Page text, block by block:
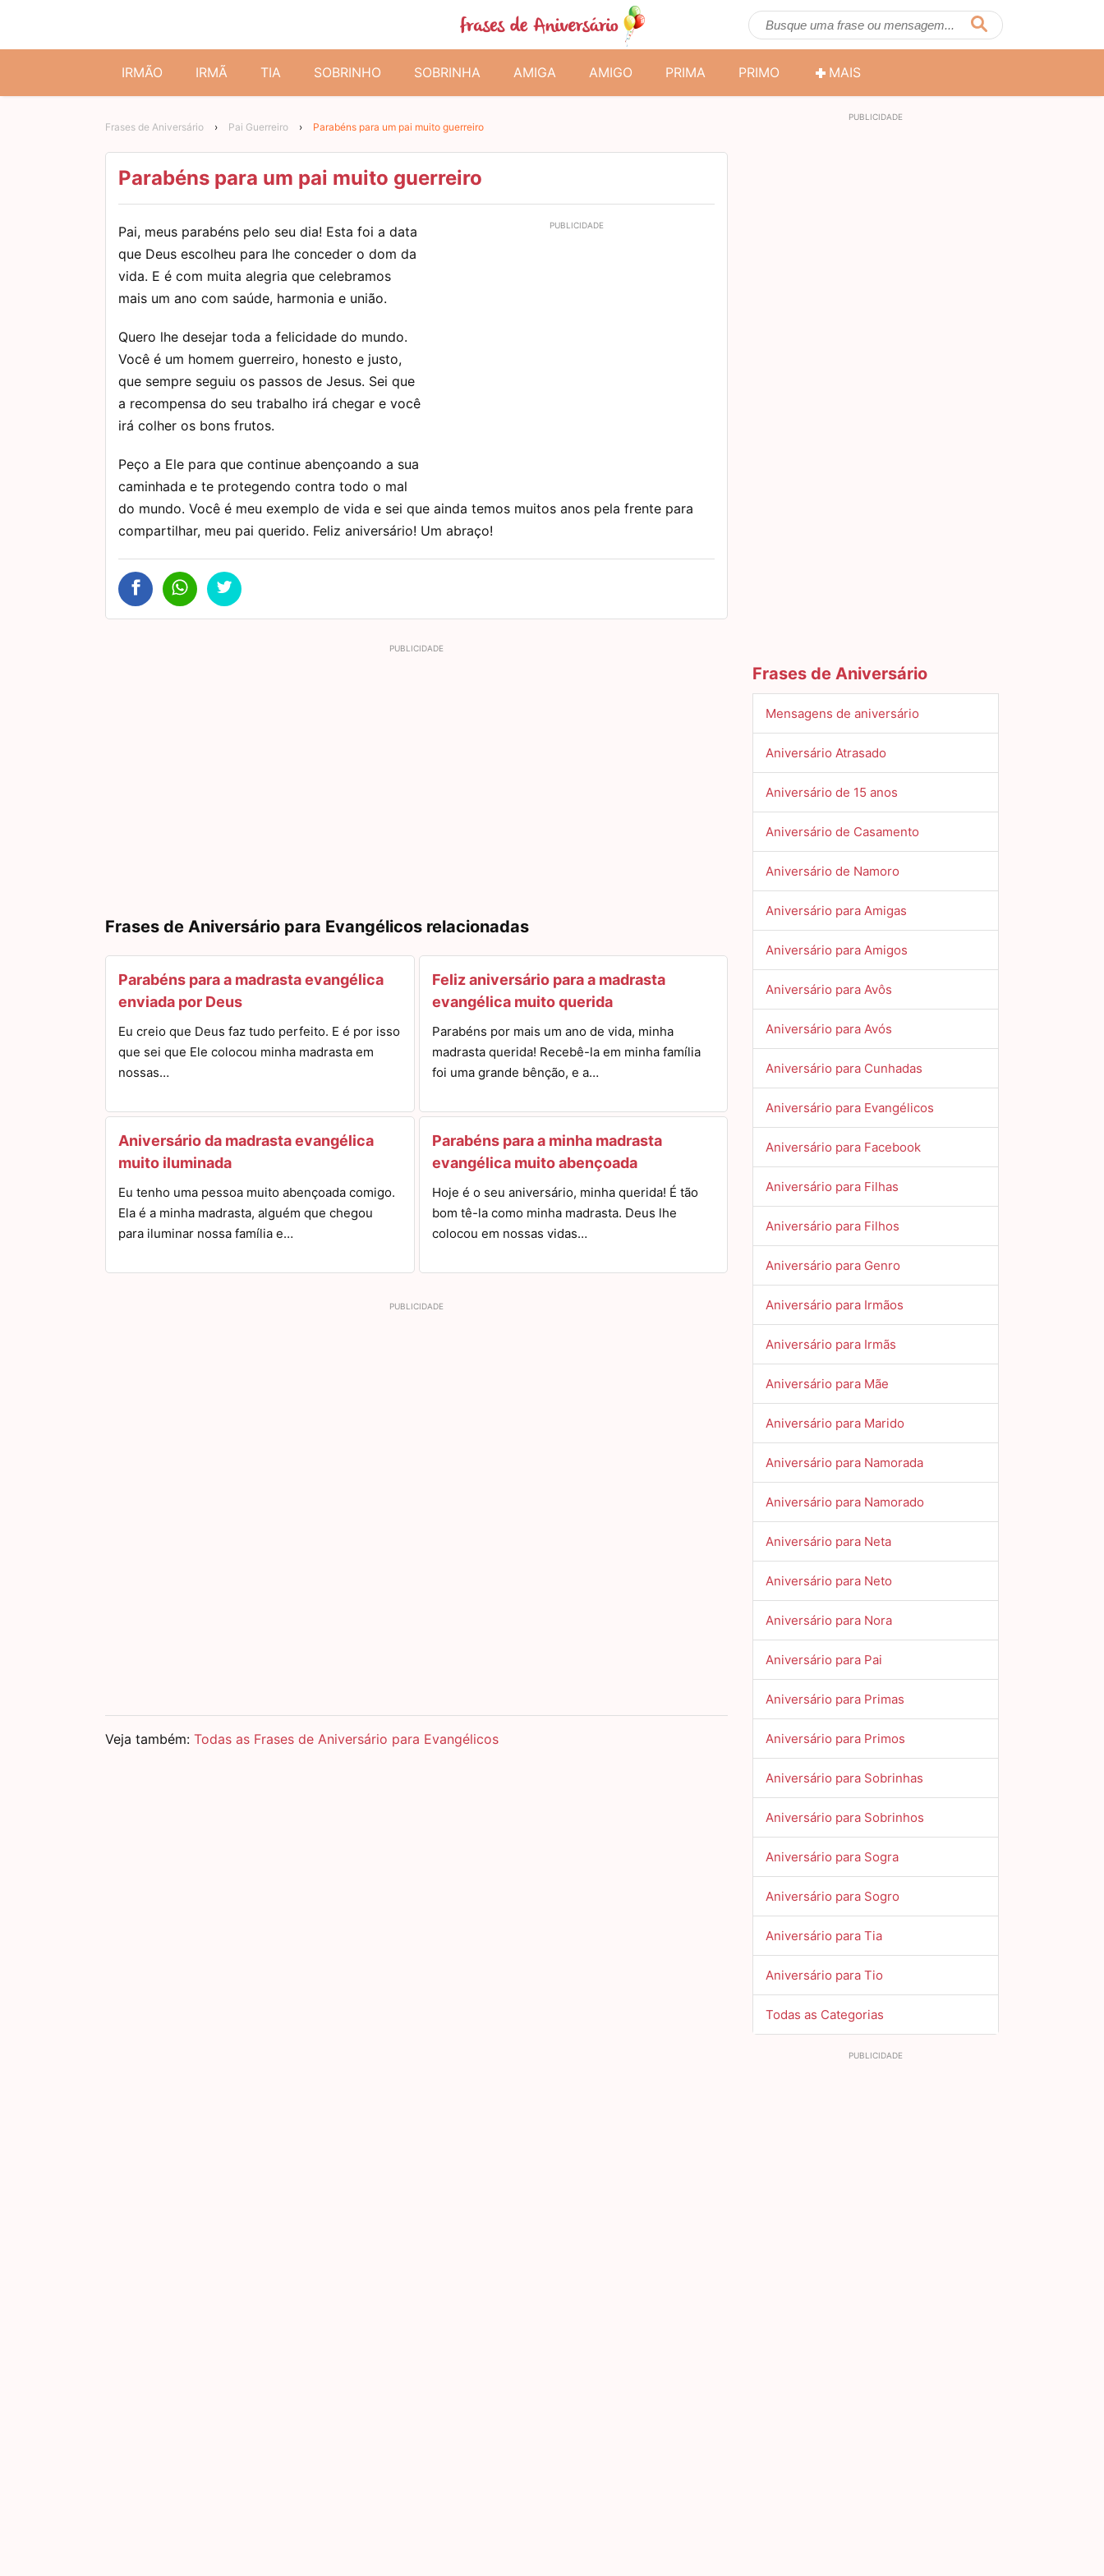
IRMÃO IRMÃ TIA SOBRINHO SOBRINHA AMIGA AMIGO PRIMA PRIMO MAIS
Frases de Aniversário › Pai Guerreiro › Parabéns para um pai muito guerreiro
Parabéns para um pai muito guerreiro
Pai, meus parabéns pelo seu dia! Esta foi a data
que Deus escolheu para lhe conceder o dom da
vida. E é com muita alegria que celebramos
mais um ano com saúde, harmonia e união.
Quero lhe desejar toda a felicidade do mundo.
Você é um homem guerreiro, honesto e justo,
que sempre seguiu os passos de Jesus. Sei que
a recompensa do seu trabalho irá chegar e você
irá colher os bons frutos.
Peço a Ele para que continue abençoando a sua
caminhada e te protegendo contra todo o mal
do mundo. Você é meu exemplo de vida e sei que ainda temos muitos anos pela frente para
compartilhar, meu pai querido. Feliz aniversário! Um abraço!
Frases de Aniversário para Evangélicos relacionadas
Parabéns para a madrasta evangélica
enviada por Deus
Eu creio que Deus faz tudo perfeito. E é por isso
que sei que Ele colocou minha madrasta em
nossas…
Aniversário da madrasta evangélica
muito iluminada
Eu tenho uma pessoa muito abençoada comigo.
Ela é a minha madrasta, alguém que chegou
para iluminar nossa família e…
Feliz aniversário para a madrasta
evangélica muito querida
Parabéns por mais um ano de vida, minha
madrasta querida! Recebê-la em minha família
foi uma grande bênção, e a…
Parabéns para a minha madrasta
evangélica muito abençoada
Hoje é o seu aniversário, minha querida! É tão
bom tê-la como minha madrasta. Deus lhe
colocou em nossas vidas…
Veja também: Todas as Frases de Aniversário para Evangélicos
Frases de Aniversário
Mensagens de aniversário
Aniversário Atrasado
Aniversário de 15 anos
Aniversário de Casamento
Aniversário de Namoro
Aniversário para Amigas
Aniversário para Amigos
Aniversário para Avôs
Aniversário para Avós
Aniversário para Cunhadas
Aniversário para Evangélicos
Aniversário para Facebook
Aniversário para Filhas
Aniversário para Filhos
Aniversário para Genro
Aniversário para Irmãos
Aniversário para Irmãs
Aniversário para Mãe
Aniversário para Marido
Aniversário para Namorada
Aniversário para Namorado
Aniversário para Neta
Aniversário para Neto
Aniversário para Nora
Aniversário para Pai
Aniversário para Primas
Aniversário para Primos
Aniversário para Sobrinhas
Aniversário para Sobrinhos
Aniversário para Sogra
Aniversário para Sogro
Aniversário para Tia
Aniversário para Tio
Todas as Categorias